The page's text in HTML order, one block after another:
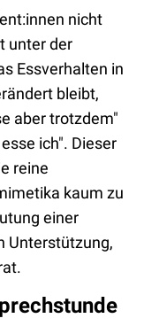
nicht
unter der
Essverhalten in
bleibt,
aber trotzdem"
ich". Dieser
reine
kaum zu
einer
Unterstützung,